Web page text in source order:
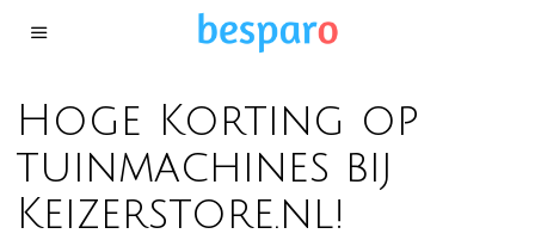
Hoge Korting op
tuinmachines bij
Keizerstore.nl!